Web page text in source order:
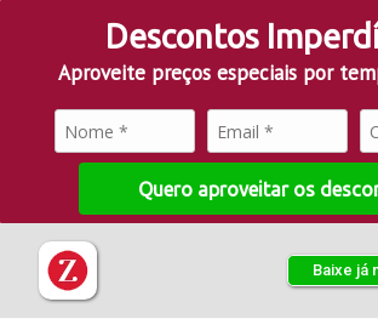
Descontos
Aproveite preços especiais por
Quero aproveitar os
Baixe já